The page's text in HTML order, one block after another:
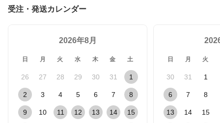
受注・発送カレンダー
2026年8月
日 月 火 水 木 金 土
26 27 28 29 30 31 1
2 3 4 5 6 7 8
9 10 11 12 13 14 15
日 月 火
30 31 1
6 7 8
13 14 15